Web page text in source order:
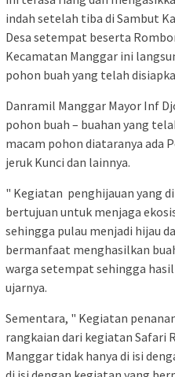
indah setelah tiba di Sambut
Desa setempat beserta
Kecamatan Manggar ini
pohon buah yang telah
Danramil Manggar Mayor Inf
pohon buah – buahan yang
macam pohon diataranya ada
jeruk Kunci dan lainnya.
" Kegiatan penghijauan yang
bertujuan untuk menjaga
sehingga pulau menjadi hijau
bermanfaat menghasilkan
warga setempat sehingga
ujarnya.
Sementara, " Kegiatan
rangkaian dari kegiatan Safari
Manggar tidak hanya di isi